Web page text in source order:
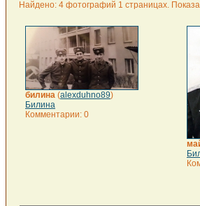
Найдено: 4 фотографий 1 страницах.
билина (alexduhno89)
Билина
Комментарии: 0